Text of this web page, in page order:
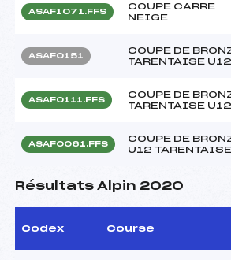
ASAF1071.FFS
COUPE CARRE
NEIGE
ASAF0151
COUPE DE
TARENTAISE U12
ASAF0111.FFS
COUPE DE
TARENTAISE U12
ASAF0061.FFS
COUPE DE
U12 TARENTAISE
Résultats Alpin 2020
Codex Course